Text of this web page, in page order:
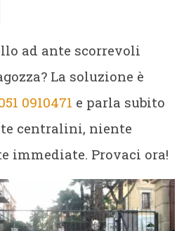
ad ante scorrevoli
La soluzione è
0910471 e parla subito
centralini, niente
immediate. Provaci ora!